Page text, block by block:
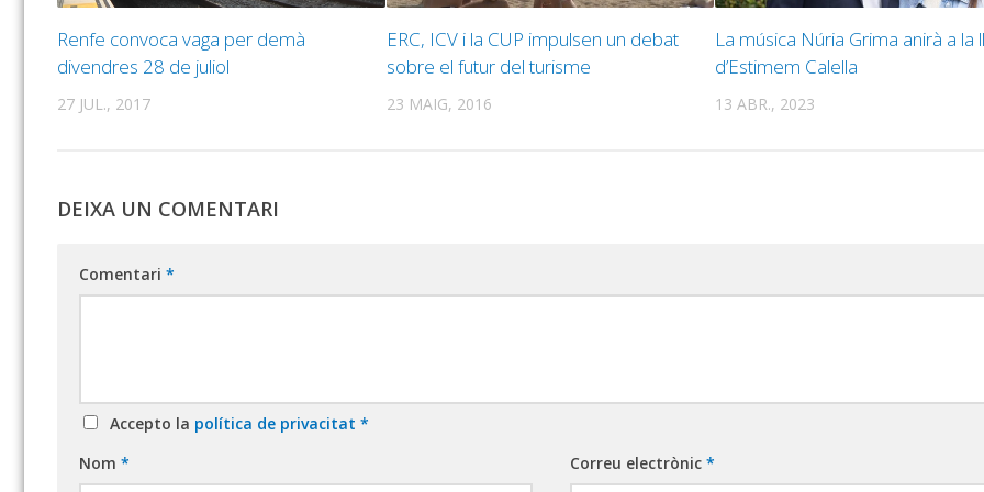
Renfe convoca vaga per demà
divendres 28 de juliol
27 JUL., 2017
ERC, ICV i la CUP impulsen un debat
sobre el futur del turisme
23 MAIG, 2016
La música Núria Grima anirà a la
d’Estimem Calella
13 ABR., 2023
DEIXA UN COMENTARI
Comentari *
Accepto la política de privacitat *
Nom * Correu electrònic*